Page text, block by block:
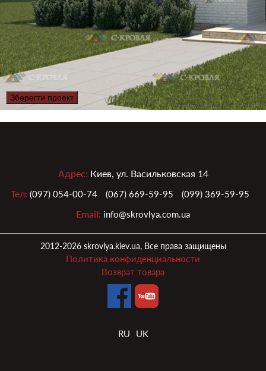
Зберегти проект
Адрес: Киев, ул. Васильковская 14
Тел: (097) 054-00-74 (067) 669-59-95 (099) 369-59-95
Email: info@skrovlya.com.ua
2012-2026 skrovlya.kiev.ua, Все права защищены
Политика конфиденциальности
Возврат товара
RU UK